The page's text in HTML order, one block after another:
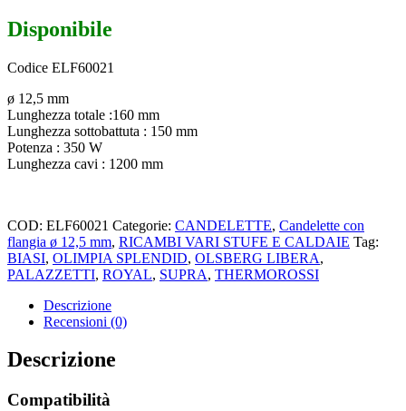
Disponibile
Codice ELF60021
ø 12,5 mm
Lunghezza totale :160 mm
Lunghezza sottobattuta : 150 mm
Potenza : 350 W
Lunghezza cavi : 1200 mm
COD: ELF60021 Categorie: CANDELETTE, Candelette con
flangia ø 12,5 mm, RICAMBI VARI STUFE E CALDAIE Tag:
BIASI, OLIMPIA SPLENDID, OLSBERG LIBERA,
PALAZZETTI, ROYAL, SUPRA, THERMOROSSI
Descrizione
Recensioni (0)
Descrizione
Compatibilità